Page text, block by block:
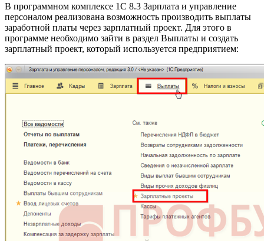
В программном комплексе 1С 8.3 Зарплата и управление
персоналом реализована возможность производить выплаты
заработной платы через зарплатный проект. Для этого в
программе необходимо зайти в раздел Выплаты и создать
зарплатный проект, который используется предприятием: